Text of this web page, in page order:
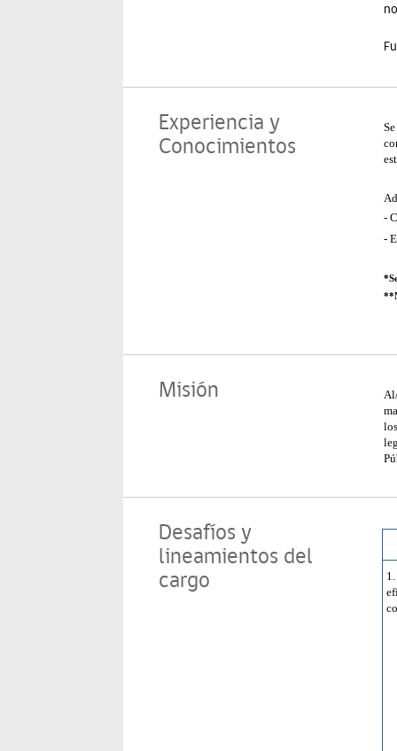
Experiencia y
Conocimientos
-
-
Misión
Desafíos y
lineamientos del
cargo